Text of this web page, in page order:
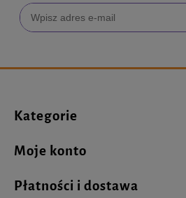
Kategorie
Moje konto
Płatności i dostawa